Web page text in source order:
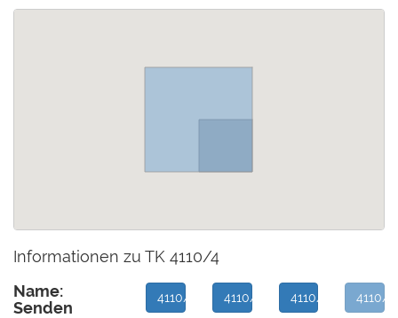
Informationen zu TK 4110/4
Name:
Senden
4110/1 4110/2 4110/3 4110/4